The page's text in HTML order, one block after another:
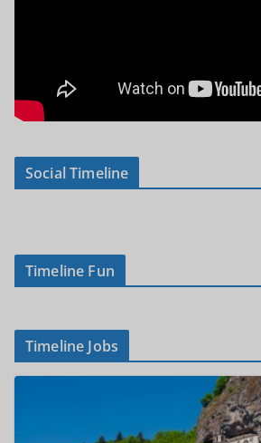
Social Timeline
Timeline Fun
Timeline Jobs